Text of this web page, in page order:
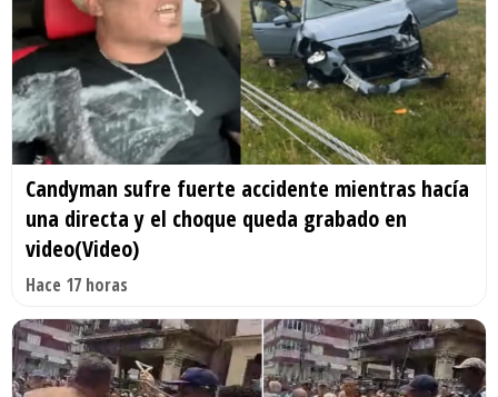
Candyman sufre fuerte accidente mientras hacía
una directa y el choque queda grabado en
video(Video)
Hace 17 horas